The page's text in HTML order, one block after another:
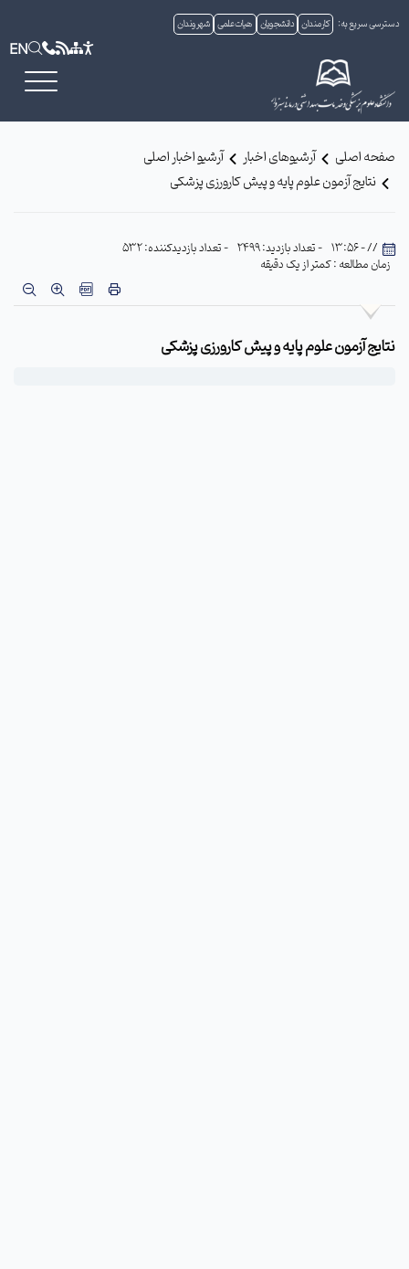
دسترسی سریع به: کارمندان دانشجویان هیات علمی شهروندان
EN
صفحه اصلی آرشیوهای اخبار
آرشیو اخبار اصلی
نتایج آزمون علوم پایه و پیش کارورزی پزشکی
// - 13:56 - تعداد بازدید: 2499
- تعداد بازدیدکننده: 532
زمان مطالعه : کمتر از یک دقیقه
نتایج آزمون علوم پایه و پیش کارورزی پزشکی